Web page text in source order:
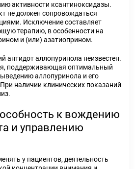
активности ксантиноксидазы.
не должен сопровождаться
Исключение составляет
терапию, в особенности на
и (или) азатиоприном.
антидот аллопуринола неизвестен.
поддерживающая оптимальный
аллопуринола и его
наличии клинических показаний
к вождению
и управлению
у пациентов, деятельность